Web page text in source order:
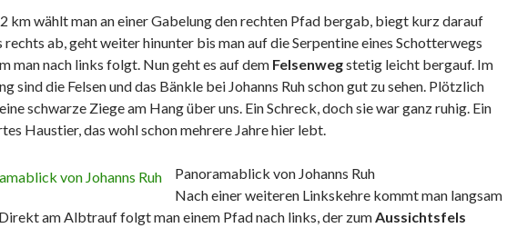
km wählt man an einer Gabelung den rechten Pfad bergab, biegt kurz darauf
rechts ab, geht weiter hinunter bis man auf die Serpentine eines Schotterwegs
man nach links folgt. Nun geht es auf dem Felsenwegstetig leicht bergauf. Im
sind die Felsen und das Bänkle bei Johanns Ruh schon gut zu sehen. Plötzlich
schwarze Ziege am Hang über uns. Ein Schreck, doch sie war ganz ruhig. Ein
Haustier, das wohl schon mehrere Jahre hier lebt.
Panoramablick von Johanns Ruh
Nach einer weiteren Linkskehre kommt man langsam
am Albtrauf folgt man einem Pfad nach links, der zumAussichtsfels